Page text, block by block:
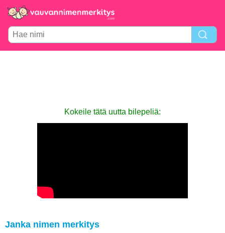
Kokeile tätä uutta bilepeliä:
Janka nimen merkitys